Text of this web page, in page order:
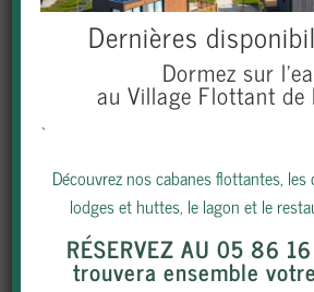
REVENIR À LA
D'ACCUEIL
Dernières
Dormez sur
au Village Flottant de
`
Découvrez nos cabanes flottantes,
lodges et huttes, le lagon et le
RÉSERVEZ AU 05 86
trouvera ensemble